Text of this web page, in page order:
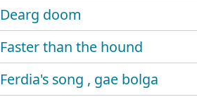
Dearg doom
Faster than the hound
Ferdia's song , gae bolga